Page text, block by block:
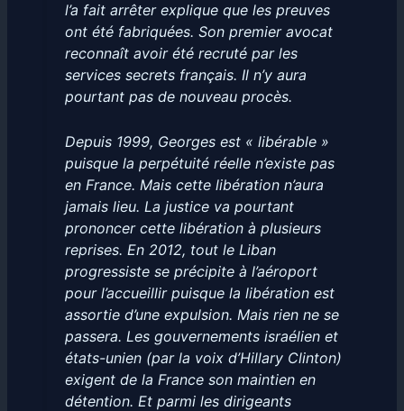
l’a fait arrêter explique que les preuves
ont été fabriquées. Son premier avocat
reconnaît avoir été recruté par les
services secrets français. Il n’y aura
pourtant pas de nouveau procès.
Depuis 1999, Georges est « libérable »
puisque la perpétuité réelle n’existe pas
en France. Mais cette libération n’aura
jamais lieu. La justice va pourtant
prononcer cette libération à plusieurs
reprises. En 2012, tout le Liban
progressiste se précipite à l’aéroport
pour l’accueillir puisque la libération est
assortie d’une expulsion. Mais rien ne se
passera. Les gouvernements israélien et
états-unien (par la voix d’Hillary Clinton)
exigent de la France son maintien en
détention. Et parmi les dirigeants